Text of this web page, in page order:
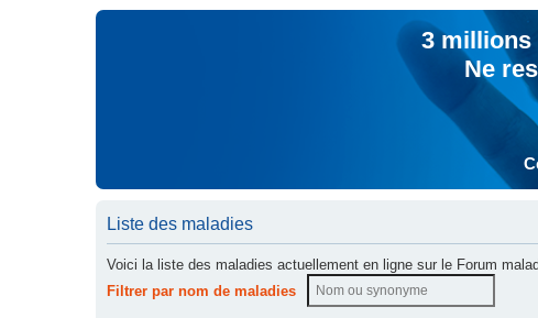
3 millions
Ne
Liste des maladies
Voici la liste des maladies actuellement en ligne sur le Forum
Filtrer par nom de maladies